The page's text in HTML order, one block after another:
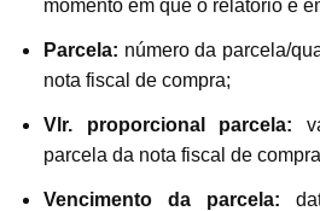
momento em que o relatório é
Parcela: número da parcela/
nota fiscal de compra;
Vlr. proporcional parcela:
parcela da nota fiscal de
Vencimento da parcela: